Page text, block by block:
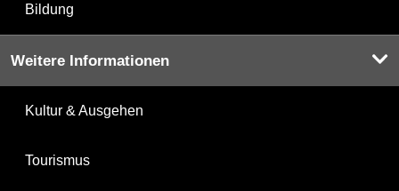
Bildung
Weitere Informationen
Kultur & Ausgehen
Tourismus